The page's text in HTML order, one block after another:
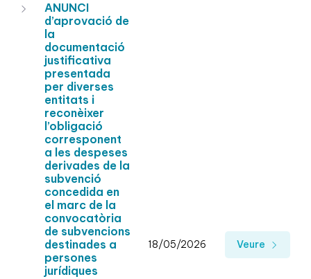
ANUNCI
d’aprovació de
la
documentació
justificativa
presentada
per diverses
entitats i
reconèixer
l’obligació
corresponent
a les despeses
derivades de la
subvenció
concedida en
el marc de la
convocatòria
de subvencions
destinades a
persones
jurídiques
18/05/2026 Veure